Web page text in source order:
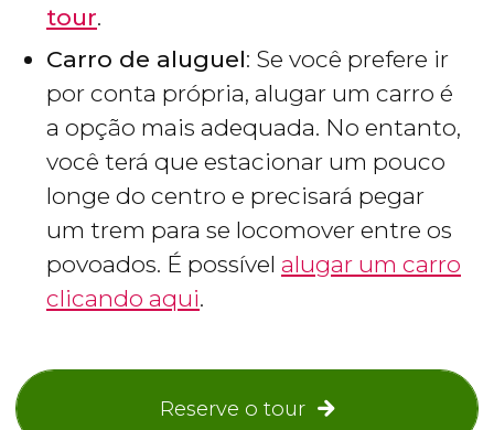
tour.
Carro de aluguel: Se você prefere ir
por conta própria, alugar um carro é
a opção mais adequada. No entanto,
você terá que estacionar um pouco
longe do centro e precisará pegar
um trem para se locomover entre os
povoados. É possível alugar um carro
clicando aqui.
Reserve o tour